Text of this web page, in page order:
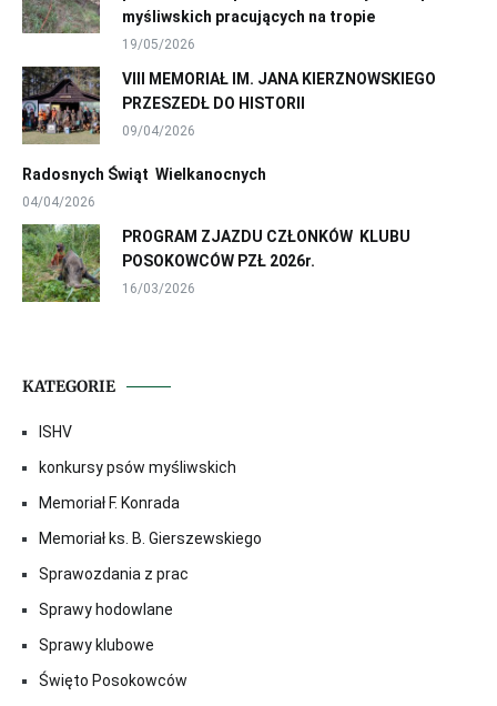
myśliwskich pracujących na tropie
19/05/2026
VIII MEMORIAŁ IM. JANA KIERZNOWSKIEGO
PRZESZEDŁ DO HISTORII
09/04/2026
Radosnych Świąt Wielkanocnych
04/04/2026
PROGRAM ZJAZDU CZŁONKÓW KLUBU
POSOKOWCÓW PZŁ 2026r.
16/03/2026
KATEGORIE
ISHV
konkursy psów myśliwskich
Memoriał F. Konrada
Memoriał ks. B. Gierszewskiego
Sprawozdania z prac
Sprawy hodowlane
Sprawy klubowe
Święto Posokowców